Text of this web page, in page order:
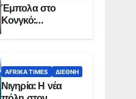
Έμπολα στο
Κονγκό:
Ξεπέρασαν τους
AFRIKA TIMES ΔΙΕΘΝΉ
Νιγηρία: Η νέα